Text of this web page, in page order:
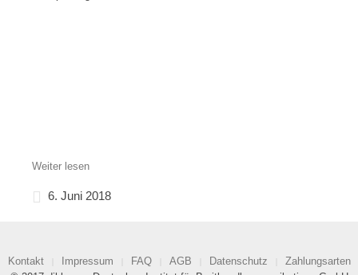
Weiter lesen
6. Juni 2018
Kontakt Impressum FAQ AGB Datenschutz
Zahlungsarten